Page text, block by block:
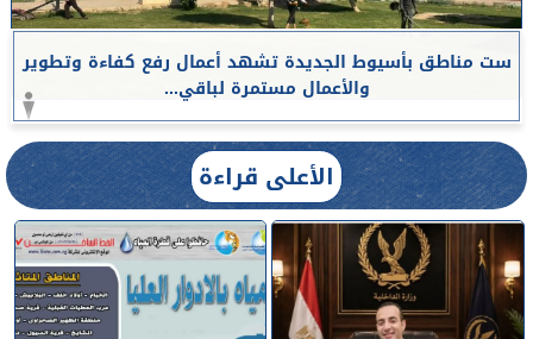
ست مناطق بأسيوط الجديدة تشهد أعمال رفع كفاءة وتطوير
والأعمال مستمرة لباقي...
الأعلى قراءة